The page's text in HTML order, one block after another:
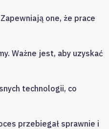
one, że prace
Ważne jest, aby uzyskać
technologii, co
przebiegał sprawnie i